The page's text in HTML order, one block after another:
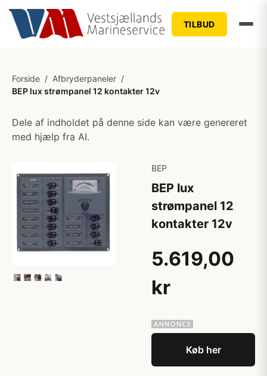
TILBUD
Forside / Afbryderpaneler /
BEP lux strømpanel 12 kontakter 12v
Dele af indholdet på denne side kan være genereret
med hjælp fra AI.
BEP
BEP lux
strømpanel 12
kontakter 12v
5.619,00
kr
Køb her